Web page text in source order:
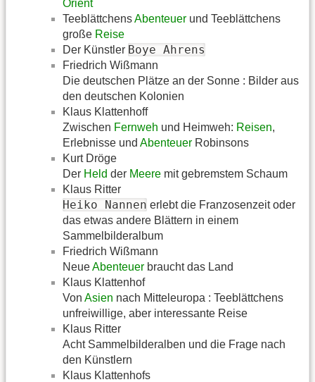
Orient
TeeblättchensAbenteuer und Teeblättchens
große Reise
Der Künstler Boye Ahrens
Friedrich Wißmann
Die deutschen Plätze an der Sonne : Bilder aus
den deutschen Kolonien
Klaus Klattenhoff
Zwischen Fernweh und Heimweh: Reisen,
Erlebnisse und Abenteuer Robinsons
Kurt Dröge
Der Held der Meere mit gebremstem Schaum
Klaus Ritter
Heiko Nannen erlebt die Franzosenzeit oder
das etwas andere Blättern in einem
Sammelbilderalbum
Friedrich Wißmann
NeueAbenteuer braucht das Land
Klaus Klattenhof
Von Asien nach Mitteleuropa : Teeblättchens
unfreiwillige, aber interessante Reise
Klaus Ritter
Acht Sammelbilderalben und die Frage nach
den Künstlern
Klaus Klattenhofs